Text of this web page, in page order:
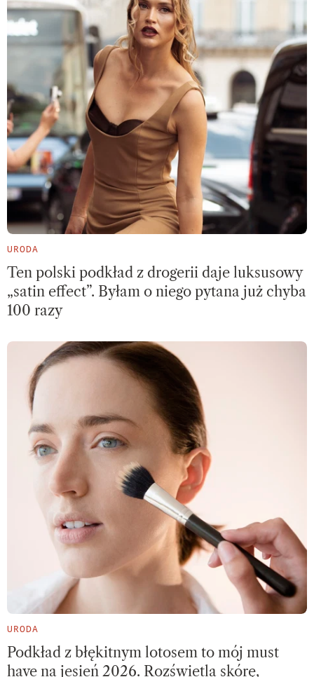
URODA
Ten polski podkład z drogerii daje luksusowy
„satin effect”. Byłam o niego pytana już chyba
100 razy
URODA
Podkład z błękitnym lotosem to mój must
have na jesień 2026. Rozświetla skórę,